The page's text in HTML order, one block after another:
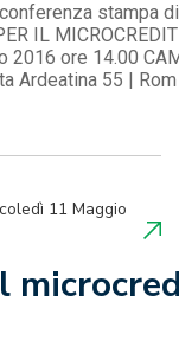
stampa di
IL MICROCREDIT
2016 ore 14.00
Ardeatina 55 | Rom
11 Maggio